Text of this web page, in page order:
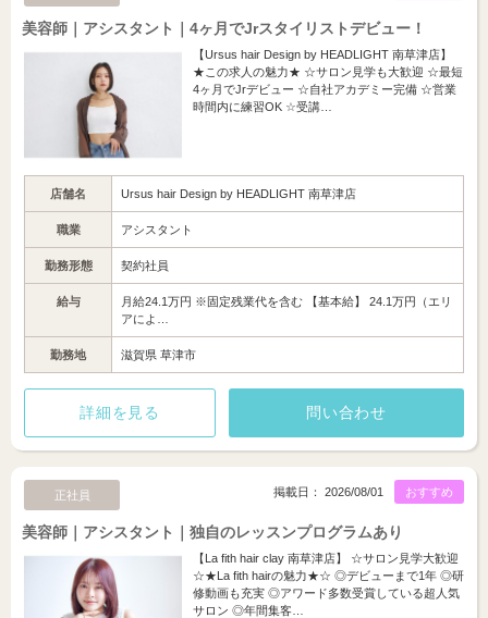
美容師｜アシスタント｜4ヶ月でJrスタイリストデビュー！
【Ursus hair Design by HEADLIGHT 南草津店】
★この求人の魅力★ ☆サロン見学も大歓迎 ☆最短
4ヶ月でJrデビュー ☆自社アカデミー完備 ☆営業
時間内に練習OK ☆受講…
店舗名 Ursus hair Design by HEADLIGHT 南草津店
職業 アシスタント
勤務形態 契約社員
給与
月給24.1万円 ※固定残業代を含む 【基本給】 24.1万円（エリ
アによ…
勤務地 滋賀県 草津市
詳細を見る 問い合わせ
正社員 おすすめ
掲載日： 2026/08/01
美容師｜アシスタント｜独自のレッスンプログラムあり
【La fith hair clay 南草津店】 ☆サロン見学大歓迎
☆★La fith hairの魅力★☆ ◎デビューまで1年 ◎研
修動画も充実 ◎アワード多数受賞している超人気
サロン ◎年間集客…